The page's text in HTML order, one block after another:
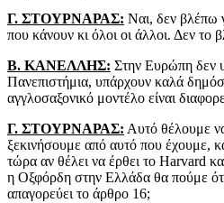
Γ. ΣΤΟΥΡΝΑΡΑΣ: Ναι, δεν βλέπω
που κάνουν κι όλοι οι άλλοι. Δεν το
Β. ΚΑΝΕΛΛΗΣ: Στην Ευρώπη δεν
Πανεπιστήμια, υπάρχουν καλά
αγγλοσαξονικό μοντέλο είναι
Γ. ΣΤΟΥΡΝΑΡΑΣ: Αυτό θέλουμε
ξεκινήσουμε από αυτό που έχουμε,
τώρα αν θέλει να έρθει το Harvard
η Οξφόρδη στην Ελλάδα θα πούμε
απαγορεύει το άρθρο 16;